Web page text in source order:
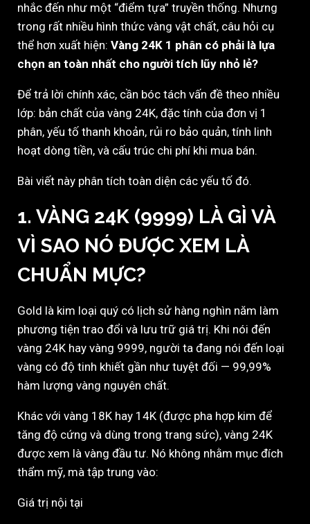
nhắc đến như một “điểm tựa” truyền thống. Nhưng
trong rất nhiều hình thức vàng vật chất, câu hỏi cụ
thể hơn xuất hiện: Vàng 24K 1 phân có phải là lựa
chọn an toàn nhất cho người tích lũy nhỏ lẻ?
Để trả lời chính xác, cần bóc tách vấn đề theo nhiều
lớp: bản chất của vàng 24K, đặc tính của đơn vị 1
phân, yếu tố thanh khoản, rủi ro bảo quản, tính linh
hoạt dòng tiền, và cấu trúc chi phí khi mua bán.
Bài viết này phân tích toàn diện các yếu tố đó.
1. VÀNG 24K (9999) LÀ GÌ VÀ
VÌ SAO NÓ ĐƯỢC XEM LÀ
CHUẨN MỰC?
Gold là kim loại quý có lịch sử hàng nghìn năm làm
phương tiện trao đổi và lưu trữ giá trị. Khi nói đến
vàng 24K hay vàng 9999, người ta đang nói đến loại
vàng có độ tinh khiết gần như tuyệt đối — 99,99%
hàm lượng vàng nguyên chất.
Khác với vàng 18K hay 14K (được pha hợp kim để
tăng độ cứng và dùng trong trang sức), vàng 24K
được xem là vàng đầu tư. Nó không nhằm mục đích
thẩm mỹ, mà tập trung vào:
Giá trị nội tại